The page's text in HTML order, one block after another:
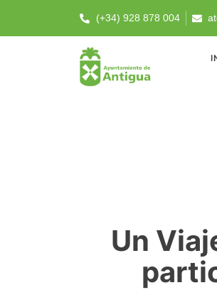
(+34) 928 878 004
Un